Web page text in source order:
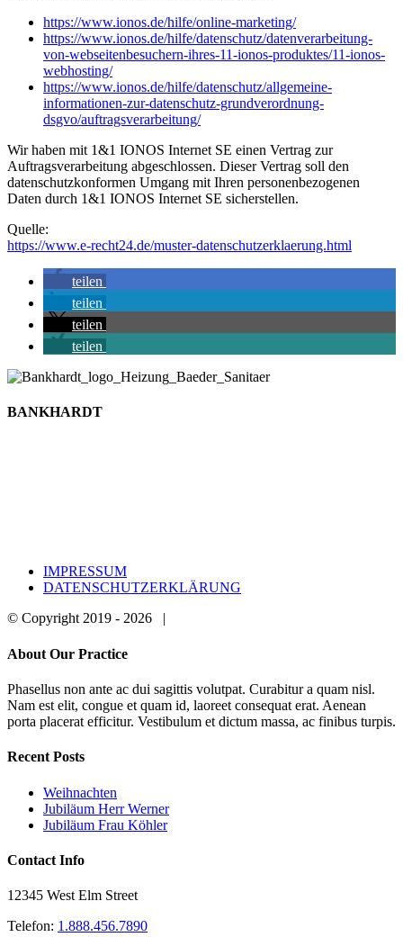
https://www.ionos.de/hilfe/online-marketing/
https://www.ionos.de/hilfe/datenschutz/datenverarbeitung-
von-webseitenbesuchern-ihres-11-ionos-produktes/11-ionos-
webhosting/
https://www.ionos.de/hilfe/datenschutz/allgemeine-
informationen-zur-datenschutz-grundverordnung-
dsgvo/auftragsverarbeitung/
Wir haben mit 1&1 IONOS Internet SE einen Vertrag zur
Auftragsverarbeitung abgeschlossen. Dieser Vertrag soll den
datenschutzkonformen Umgang mit Ihren personenbezogenen
Daten durch 1&1 IONOS Internet SE sicherstellen.
Quelle:
https://www.e-recht24.de/muster-datenschutzerklaerung.html
teilen
teilen
teilen
teilen
BANKHARDT
IMPRESSUM
DATENSCHUTZERKLÄRUNG
© Copyright 2019 - 2026 |
Toggle
Bar
Area
About Our Practice
Phasellus non ante ac dui sagittis volutpat. Curabitur a quam nisl.
Nam est elit, congue et quam id, laoreet consequat erat. Aenean
porta placerat efficitur. Vestibulum et dictum massa, ac finibus turpis.
Recent Posts
Weihnachten
Jubiläum Herr Werner
Jubiläum Frau Köhler
Contact Info
12345 West Elm Street
Telefon: 1.888.456.7890